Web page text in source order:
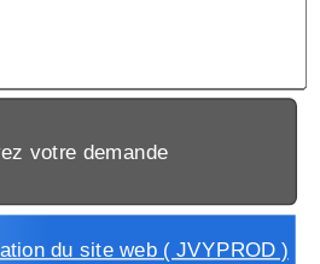
du site web ( JVYPROD )
votre demande